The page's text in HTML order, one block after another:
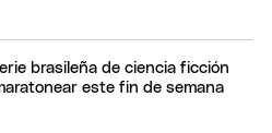
brasileña de ciencia ficción
este fin de semana